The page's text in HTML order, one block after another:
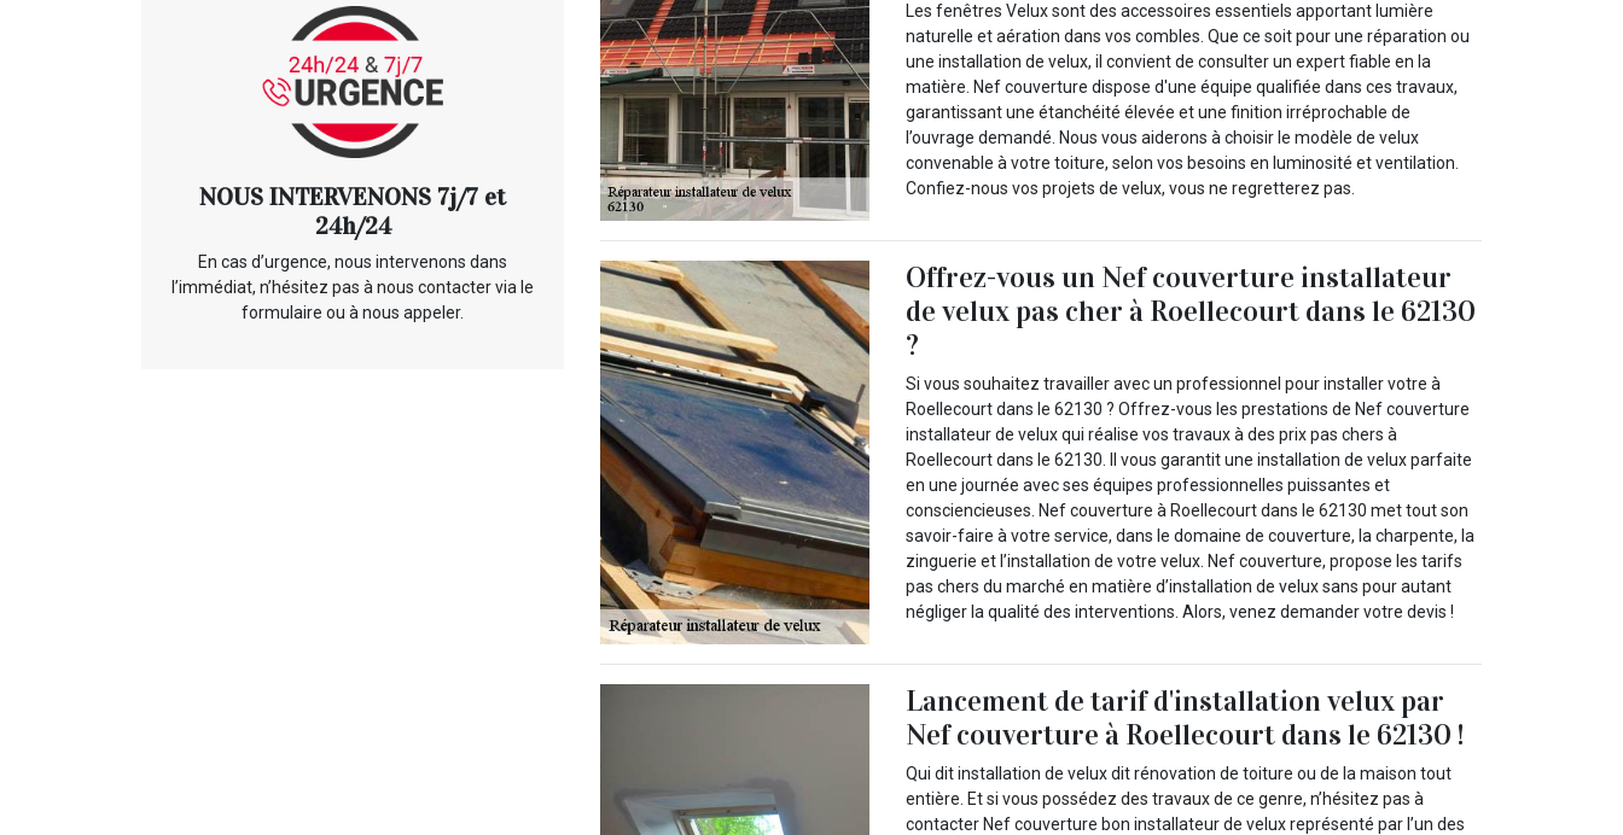
NOUS INTERVENONS 7j/7 et
24h/24
En cas d’urgence, nous intervenons dans
l’immédiat, n’hésitez pas à nous contacter via le
formulaire ou à nous appeler.
Les fenêtres Velux sont des accessoires essentiels apportant lumière
naturelle et aération dans vos combles. Que ce soit pour une réparation ou
une installation de velux, il convient de consulter un expert fiable en la
matière. Nef couverture dispose d'une équipe qualifiée dans ces travaux,
garantissant une étanchéité élevée et une finition irréprochable de
l’ouvrage demandé. Nous vous aiderons à choisir le modèle de velux
convenable à votre toiture, selon vos besoins en luminosité et ventilation.
Confiez-nous vos projets de velux, vous ne regretterez pas.
Offrez-vous un Nef couverture installateur
de velux pas cher à Roellecourt dans le 62130
?
Si vous souhaitez travailler avec un professionnel pour installer votre à
Roellecourt dans le 62130 ? Offrez-vous les prestations de Nef couverture
installateur de velux qui réalise vos travaux à des prix pas chers à
Roellecourt dans le 62130. Il vous garantit une installation de velux parfaite
en une journée avec ses équipes professionnelles puissantes et
consciencieuses. Nef couverture à Roellecourt dans le 62130 met tout son
savoir-faire à votre service, dans le domaine de couverture, la charpente, la
zinguerie et l’installation de votre velux. Nef couverture, propose les tarifs
pas chers du marché en matière d’installation de velux sans pour autant
négliger la qualité des interventions. Alors, venez demander votre devis !
Lancement de tarif d'installation velux par
Nef couverture à Roellecourt dans le 62130 !
Qui dit installation de velux dit rénovation de toiture ou de la maison tout
entière. Et si vous possédez des travaux de ce genre, n’hésitez pas à
contacter Nef couverture bon installateur de velux représenté par l’un des